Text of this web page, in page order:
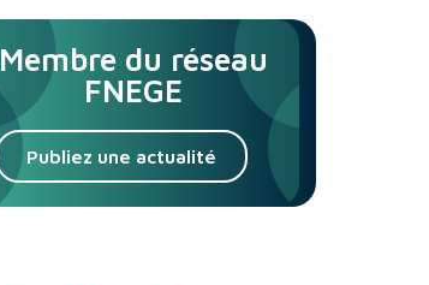
Membre du réseau
FNEGE
Publiez une actualité